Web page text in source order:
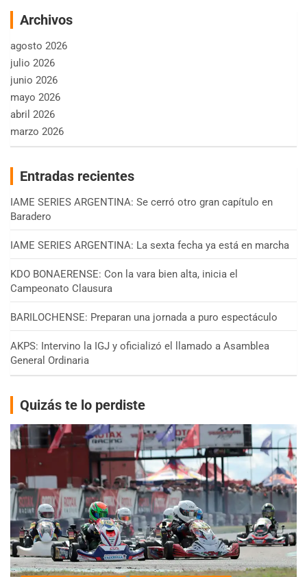
Archivos
agosto 2026
julio 2026
junio 2026
mayo 2026
abril 2026
marzo 2026
Entradas recientes
IAME SERIES ARGENTINA: Se cerró otro gran capítulo en
Baradero
IAME SERIES ARGENTINA: La sexta fecha ya está en marcha
KDO BONAERENSE: Con la vara bien alta, inicia el
Campeonato Clausura
BARILOCHENSE: Preparan una jornada a puro espectáculo
AKPS: Intervino la IGJ y oficializó el llamado a Asamblea
General Ordinaria
Quizás te lo perdiste